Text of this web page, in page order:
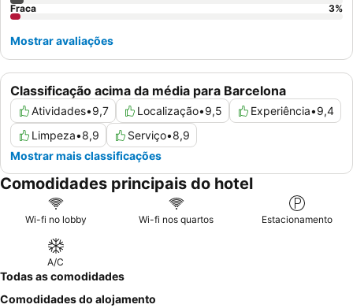
Classificação acima da média para Barcelona
Atividades•9,7 Localização•9,5 Experiência•9,4
Limpeza•8,9 Serviço•8,9
Mostrar mais classificações
Fraca
3%
Mostrar avaliações
Comodidades principais do hotel
Wi-fi no lobby Wi-fi nos quartos Estacionamento
A/C
Todas as comodidades
Comodidades do alojamento